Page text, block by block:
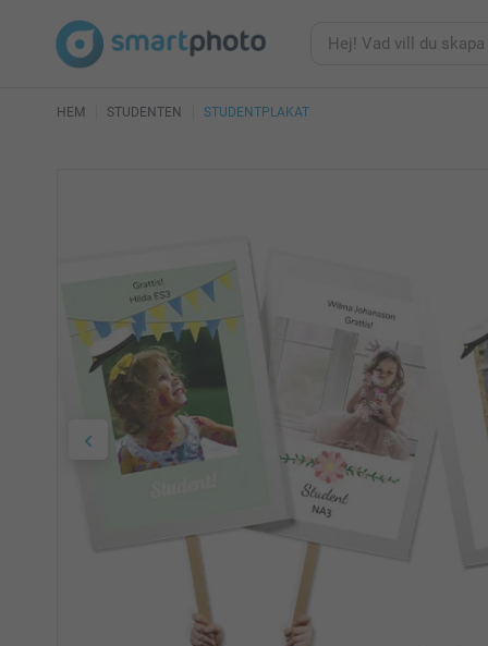
HEM STUDENTEN STUDENTPLAKAT